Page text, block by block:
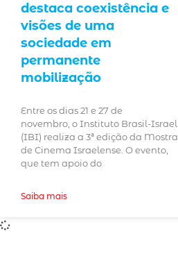
destaca coexistência e
visões de uma
sociedade em
permanente
mobilização
Entre os dias 21 e 27 de
novembro, o Instituto Brasil-Israel
(IBI) realiza a 3ª edição da Mostra
de Cinema Israelense. O evento,
que tem apoio do
Saiba mais